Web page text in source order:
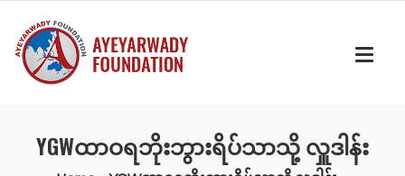
YGWထာဝရဘိုးဘွားရိပ်သာသို့ လှူဒါန်း